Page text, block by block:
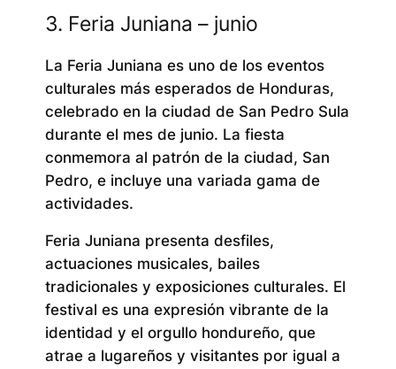
3. Feria Juniana – junio
La Feria Juniana es uno de los eventos
culturales más esperados de Honduras,
celebrado en la ciudad de San Pedro Sula
durante el mes de junio. La fiesta
conmemora al patrón de la ciudad, San
Pedro, e incluye una variada gama de
actividades.
Feria Juniana presenta desfiles,
actuaciones musicales, bailes
tradicionales y exposiciones culturales. El
festival es una expresión vibrante de la
identidad y el orgullo hondureño, que
atrae a lugareños y visitantes por igual a